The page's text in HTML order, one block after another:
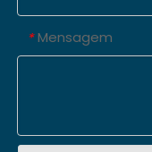
* Mensagem